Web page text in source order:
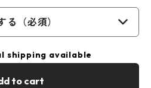
る（必須）
shipping available
to cart